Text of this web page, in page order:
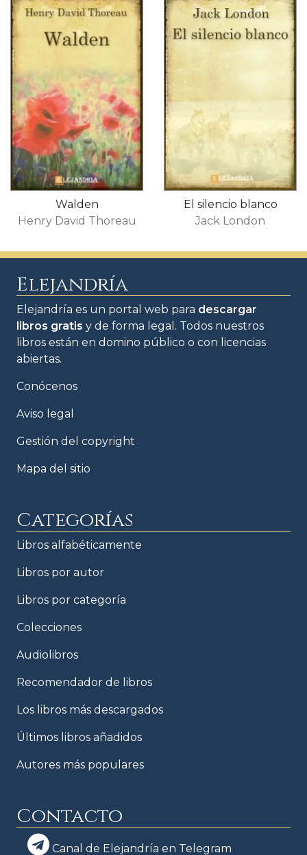
Walden
Henry David Thoreau
El silencio blanco
Jack London
Elejandría
Elejandría es un portal web para descargar
libros gratis y de forma legal. Todos nuestros
libros están en domino público o con licencias
abiertas.
Conócenos
Aviso legal
Gestión del copyright
Mapa del sitio
Categorías
Libros alfabéticamente
Libros por autor
Libros por categoría
Colecciones
Audiolibros
Recomendador de libros
Los libros más descargados
Últimos libros añadidos
Autores más populares
Contacto
Canal de Elejandría en Telegram